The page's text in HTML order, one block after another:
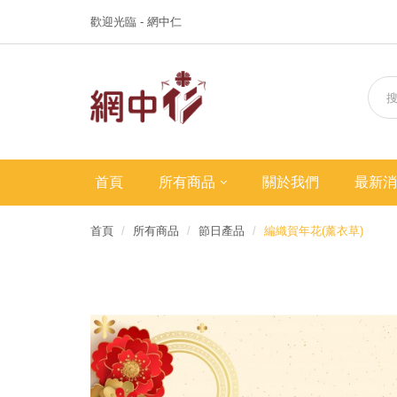
歡迎光臨 - 網中仁
首頁 所有商品 關於我們 最新
首頁 所有商品 節日產品 編織賀年花(薰衣草)